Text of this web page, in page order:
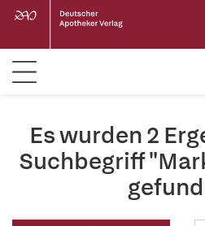
Es wurden 2
Suchbegriff